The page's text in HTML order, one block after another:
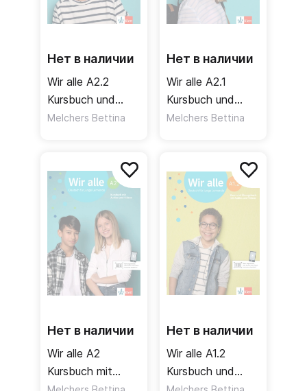
Нет в наличии
Wir alle A2.2
Kursbuch und
Übungsbuch mit
+ рабочая
тетрадь + аудио
+ видео Часть 2
Melchers Bettina
Нет в наличии
Wir alle A2.1
Kursbuch und
Übungsbuch mit
+ рабочая
тетрадь + аудио
+ видео Часть 1
Melchers Bettina
Нет в наличии
Wir alle A2
Kursbuch mit
Нет в наличии
Wir alle A1.2
Kursbuch und